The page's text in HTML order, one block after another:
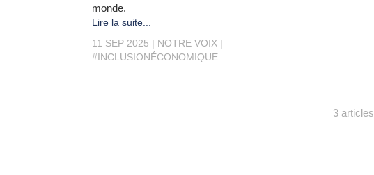
monde.
Lire la suite...
11 SEP 2025
NOTRE VOIX
#INCLUSIONÉCONOMIQUE
3 articles